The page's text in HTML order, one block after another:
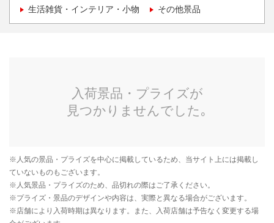
生活雑貨・インテリア・小物 その他景品